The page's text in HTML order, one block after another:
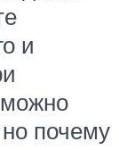
и
почему